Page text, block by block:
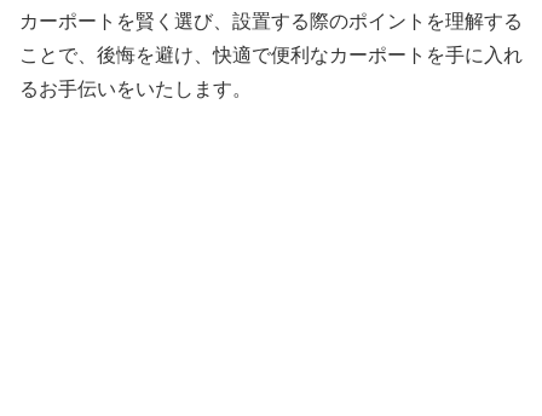
カーポートを賢く選び、設置する際のポイントを理解する
ことで、後悔を避け、快適で便利なカーポートを手に入れ
るお手伝いをいたします。